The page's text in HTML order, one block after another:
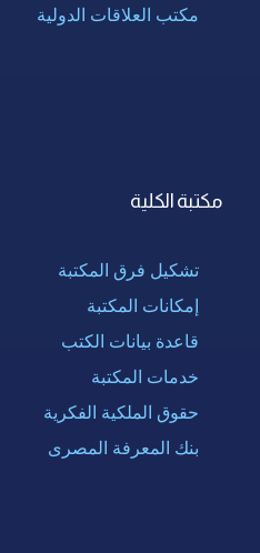
مكتب العلاقات الدولية
مكتبة الكلية
تشكيل فرق المكتبة
إمكانات المكتبة
قاعدة بيانات الكتب
خدمات المكتبة
حقوق الملكية الفكرية
بنك المعرفة المصرى